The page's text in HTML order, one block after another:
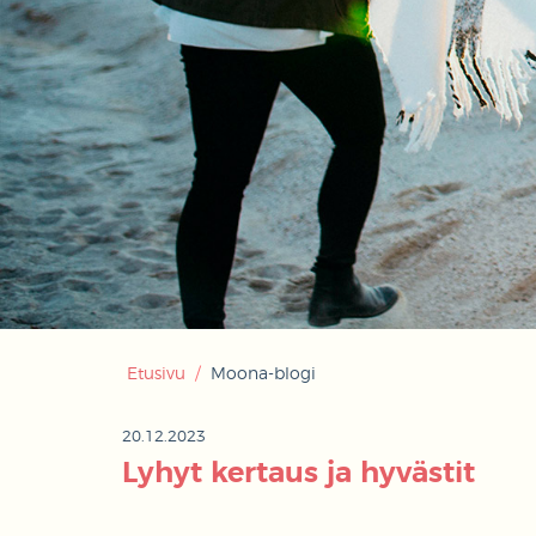
Etusivu / Moona-blogi
20.12.2023
Lyhyt kertaus ja hyvästit